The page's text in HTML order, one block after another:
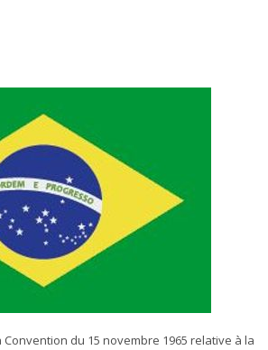
Convention du 15 novembre 1965 relative à la